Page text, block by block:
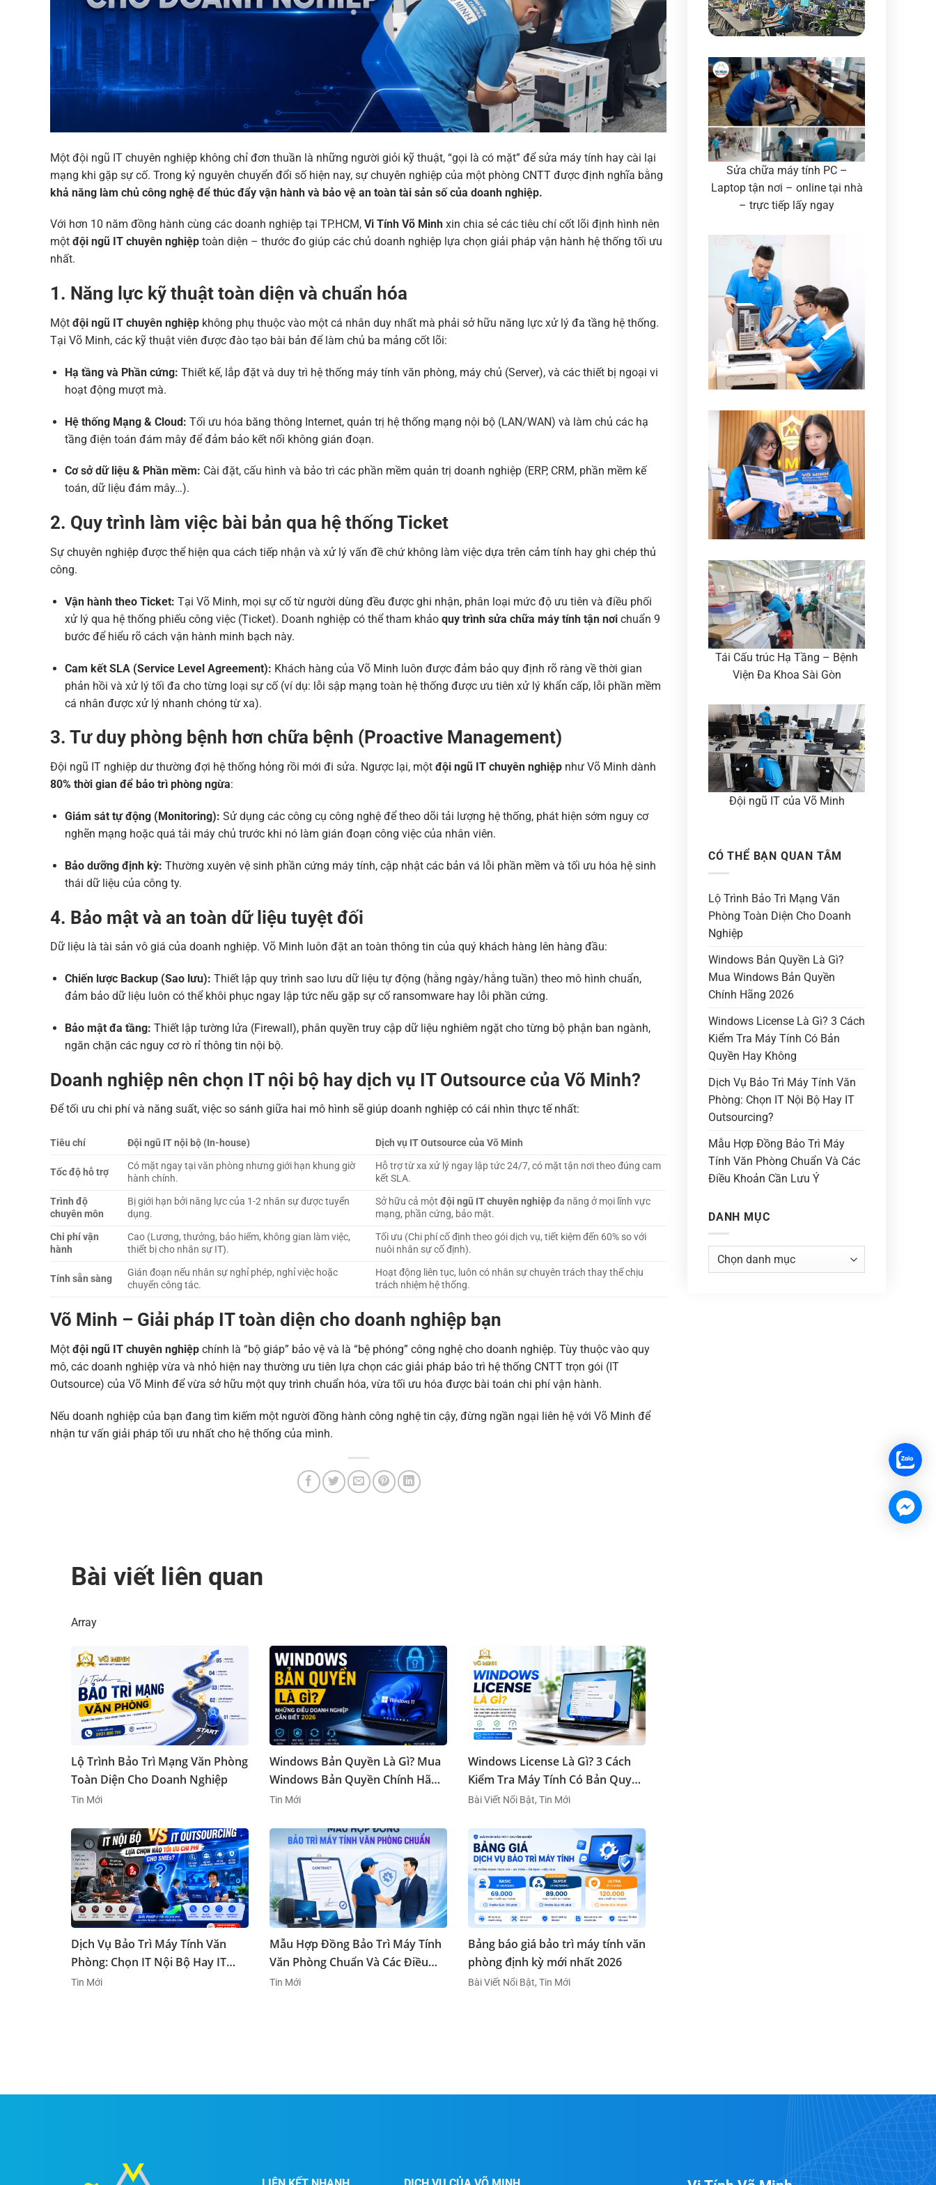
Một đội ngũ IT chuyên nghiệp không chỉ đơn thuần là những người giỏi kỹ thuật, “gọi là có mặt” để sửa máy tính hay cài lại
mạng khi gặp sự cố. Trong kỷ nguyên chuyển đổi số hiện nay, sự chuyên nghiệp của một phòng CNTT được định nghĩa bằng
khả năng làm chủ công nghệ để thúc đẩy vận hành và bảo vệ an toàn tài sản số của doanh nghiệp.
Với hơn 10 năm đồng hành cùng các doanh nghiệp tại TP.HCM, Vi Tính Võ Minh xin chia sẻ các tiêu chí cốt lõi định hình nên
một đội ngũ IT chuyên nghiệp toàn diện – thước đo giúp các chủ doanh nghiệp lựa chọn giải pháp vận hành hệ thống tối ưu
nhất.
1. Năng lực kỹ thuật toàn diện và chuẩn hóa
Một đội ngũ IT chuyên nghiệp không phụ thuộc vào một cá nhân duy nhất mà phải sở hữu năng lực xử lý đa tầng hệ thống.
Tại Võ Minh, các kỹ thuật viên được đào tạo bài bản để làm chủ ba mảng cốt lõi:
Hạ tầng và Phần cứng: Thiết kế, lắp đặt và duy trì hệ thống máy tính văn phòng, máy chủ (Server), và các thiết bị ngoại vi
hoạt động mượt mà.
Hệ thống Mạng & Cloud: Tối ưu hóa băng thông Internet, quản trị hệ thống mạng nội bộ (LAN/WAN) và làm chủ các hạ
tầng điện toán đám mây để đảm bảo kết nối không gián đoạn.
Cơ sở dữ liệu & Phần mềm: Cài đặt, cấu hình và bảo trì các phần mềm quản trị doanh nghiệp (ERP, CRM, phần mềm kế
toán, dữ liệu đám mây…).
2. Quy trình làm việc bài bản qua hệ thống Ticket
Sự chuyên nghiệp được thể hiện qua cách tiếp nhận và xử lý vấn đề chứ không làm việc dựa trên cảm tính hay ghi chép thủ
công.
Vận hành theo Ticket: Tại Võ Minh, mọi sự cố từ người dùng đều được ghi nhận, phân loại mức độ ưu tiên và điều phối
xử lý qua hệ thống phiếu công việc (Ticket). Doanh nghiệp có thể tham khảo quy trình sửa chữa máy tính tận nơichuẩn 9
bước để hiểu rõ cách vận hành minh bạch này.
Cam kết SLA (Service Level Agreement): Khách hàng của Võ Minh luôn được đảm bảo quy định rõ ràng về thời gian
phản hồi và xử lý tối đa cho từng loại sự cố (ví dụ: lỗi sập mạng toàn hệ thống được ưu tiên xử lý khẩn cấp, lỗi phần mềm
cá nhân được xử lý nhanh chóng từ xa).
3. Tư duy phòng bệnh hơn chữa bệnh (Proactive Management)
Đội ngũ IT nghiệp dư thường đợi hệ thống hỏng rồi mới đi sửa. Ngược lại, một đội ngũ IT chuyên nghiệp như Võ Minh dành
80% thời gian để bảo trì phòng ngừa:
Giám sát tự động (Monitoring): Sử dụng các công cụ công nghệ để theo dõi tải lượng hệ thống, phát hiện sớm nguy cơ
nghẽn mạng hoặc quá tải máy chủ trước khi nó làm gián đoạn công việc của nhân viên.
Bảo dưỡng định kỳ: Thường xuyên vệ sinh phần cứng máy tính, cập nhật các bản vá lỗi phần mềm và tối ưu hóa hệ sinh
thái dữ liệu của công ty.
4. Bảo mật và an toàn dữ liệu tuyệt đối
Dữ liệu là tài sản vô giá của doanh nghiệp. Võ Minh luôn đặt an toàn thông tin của quý khách hàng lên hàng đầu:
Chiến lược Backup (Sao lưu): Thiết lập quy trình sao lưu dữ liệu tự động (hằng ngày/hằng tuần) theo mô hình chuẩn,
đảm bảo dữ liệu luôn có thể khôi phục ngay lập tức nếu gặp sự cố ransomware hay lỗi phần cứng.
Bảo mật đa tầng: Thiết lập tường lửa (Firewall), phân quyền truy cập dữ liệu nghiêm ngặt cho từng bộ phận ban ngành,
ngăn chặn các nguy cơ rò rỉ thông tin nội bộ.
Doanh nghiệp nên chọn IT nội bộ hay dịch vụ IT Outsource của Võ Minh?
Để tối ưu chi phí và năng suất, việc so sánh giữa hai mô hình sẽ giúp doanh nghiệp có cái nhìn thực tế nhất:
Tiêu chí Đội ngũ IT nội bộ (In-house) Dịch vụ IT Outsource của Võ Minh
Tốc độ hỗ trợ
Có mặt ngay tại văn phòng nhưng giới hạn khung giờ
hành chính.
Hỗ trợ từ xa xử lý ngay lập tức 24/7, có mặt tận nơi theo đúng cam
kết SLA.
Trình độ
chuyên môn
Bị giới hạn bởi năng lực của 1-2 nhân sự được tuyển
dụng.
Sở hữu cả mộtđội ngũ IT chuyên nghiệpđa năng ở mọi lĩnh vực
mạng, phần cứng, bảo mật.
Chi phí vận
hành
Cao (Lương, thưởng, bảo hiểm, không gian làm việc,
thiết bị cho nhân sự IT).
Tối ưu (Chi phí cố định theo gói dịch vụ, tiết kiệm đến 60% so với
nuôi nhân sự cố định).
Tính sẵn sàng
Gián đoạn nếu nhân sự nghỉ phép, nghỉ việc hoặc
chuyển công tác.
Hoạt động liên tục, luôn có nhân sự chuyên trách thay thế chịu
trách nhiệm hệ thống.
Võ Minh – Giải pháp IT toàn diện cho doanh nghiệp bạn
Một đội ngũ IT chuyên nghiệp chính là “bộ giáp” bảo vệ và là “bệ phóng” công nghệ cho doanh nghiệp. Tùy thuộc vào quy
mô, các doanh nghiệp vừa và nhỏ hiện nay thường ưu tiên lựa chọn các giải pháp bảo trì hệ thống CNTT trọn gói (IT
Outsource) của Võ Minh để vừa sở hữu một quy trình chuẩn hóa, vừa tối ưu hóa được bài toán chi phí vận hành.
Nếu doanh nghiệp của bạn đang tìm kiếm một người đồng hành công nghệ tin cậy, đừng ngần ngại liên hệ với Võ Minh để
nhận tư vấn giải pháp tối ưu nhất cho hệ thống của mình.
Bài viết liên quan
Array
Lộ Trình Bảo Trì Mạng Văn Phòng
Toàn Diện Cho Doanh Nghiệp
Tin Mới
Windows Bản Quyền Là Gì? Mua
Windows Bản Quyền Chính Hãng
2026
Tin Mới
Windows License Là Gì? 3 Cách
Kiểm Tra Máy Tính Có Bản Quyền
Hay Không
Bài Viết Nổi Bật, Tin Mới
Dịch Vụ Bảo Trì Máy Tính Văn
Phòng: Chọn IT Nội Bộ Hay IT
Outsourcing?
Tin Mới
Mẫu Hợp Đồng Bảo Trì Máy Tính
Văn Phòng Chuẩn Và Các Điều
Khoản Cần Lưu Ý
Tin Mới
Bảng báo giá bảo trì máy tính văn
phòng định kỳ mới nhất 2026
Bài Viết Nổi Bật, Tin Mới
Sửa chữa máy tính PC –
Laptop tận nơi – online tại nhà
– trực tiếp lấy ngay
Tái Cấu trúc Hạ Tầng – Bệnh
Viện Đa Khoa Sài Gòn
Đội ngũ IT của Võ Minh
CÓ THỂ BẠN QUAN TÂM
Lộ Trình Bảo Trì Mạng Văn
Phòng Toàn Diện Cho Doanh
Nghiệp
Windows Bản Quyền Là Gì?
Mua Windows Bản Quyền
Chính Hãng 2026
Windows License Là Gì? 3 Cách
Kiểm Tra Máy Tính Có Bản
Quyền Hay Không
Dịch Vụ Bảo Trì Máy Tính Văn
Phòng: Chọn IT Nội Bộ Hay IT
Outsourcing?
Mẫu Hợp Đồng Bảo Trì Máy
Tính Văn Phòng Chuẩn Và Các
Điều Khoản Cần Lưu Ý
DANH MỤC
Danh